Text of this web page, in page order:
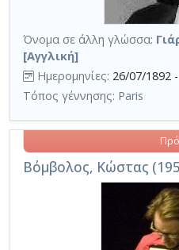
Όνομα σε άλλη γλώσσα:
[Αγγλική]
Ημερομηνίες: 26/07/1892
Τόπος γέννησης: Paris
Βόμβολος, Κώστας